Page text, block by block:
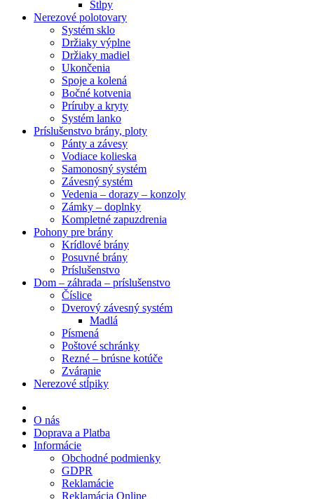
Stĺpy
Nerezové polotovary
Systém sklo
Držiaky výplne
Držiaky madiel
Ukončenia
Spoje a kolená
Bočné kotvenia
Príruby a kryty
Systém lanko
Príslušenstvo brány, ploty
Pánty a závesy
Vodiace kolieska
Samonosný systém
Závesný systém
Vedenia – dorazy – konzoly
Zámky – doplnky
Kompletné zapuzdrenia
Pohony pre brány
Krídlové brány
Posuvné brány
Príslušenstvo
Dom – záhrada – príslušenstvo
Číslice
Dverový závesný systém
Madlá
Písmená
Poštové schránky
Rezné – brúsne kotúče
Zváranie
Nerezové stĺpiky
O nás
Doprava a Platba
Informácie
Obchodné podmienky
GDPR
Reklamácie
Reklamácia Online